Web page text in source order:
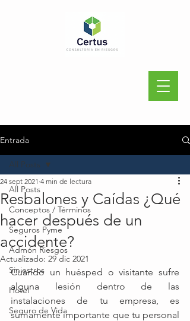
Entrada
All Posts
Conceptos / Términos
Seguros Pyme
Admón Riesgos
Siniestros
Hotel
Seguro de Vida
All Posts
Resbalones y Caídas ¿Qué
hacer después de un
accidente?
24 sept 2021 4 min de lectura
Actualizado: 29 dic 2021
Cuando un huésped o visitante sufre
alguna lesión dentro de las
instalaciones de tu empresa, es
sumamente importante que tu personal